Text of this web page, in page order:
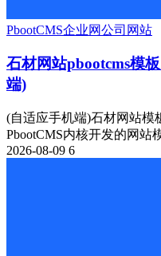
PbootCMS企业网公司网站
石材网站pbootcms模
端)
(自适应手机端)石材网站模
PbootCMS内核开发的网站
2026-08-09 6